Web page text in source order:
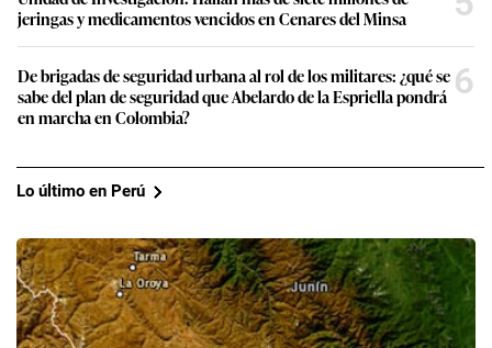
jeringas y medicamentos vencidos en Cenares del Minsa
De brigadas de seguridad urbana al rol de los militares: ¿qué se
sabe del plan de seguridad que Abelardo de la Espriella pondrá
en marcha en Colombia?
6
Lo último en Perú